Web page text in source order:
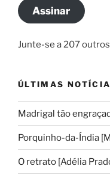
mailAssinar
Junte-se a 207
ÚLTIMAS
Madrigal tão
Porquinho-da-Índia
O retrato [Adélia